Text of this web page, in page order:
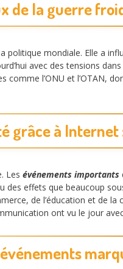
de la guerre
politique mondiale. Elle a
avec des tensions
l’ONU et l’OTAN,
grâce à
Les événements importants
des effets que beaucoup
de l’éducation et de
ont vu le jour